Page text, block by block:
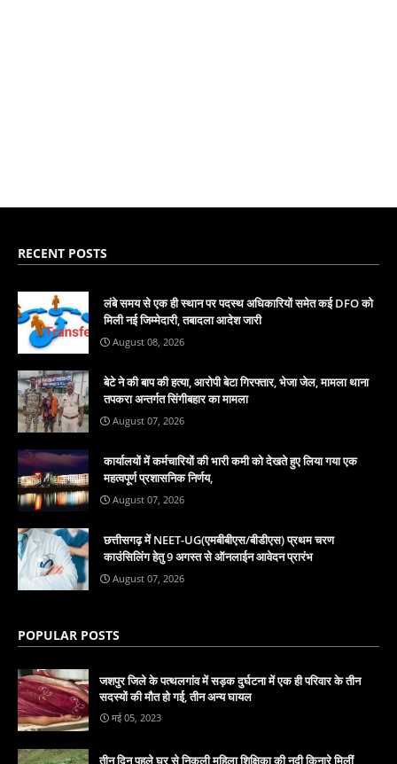
RECENT POSTS
लंबे समय से एक ही स्थान पर पदस्थ अधिकारियों समेत कई DFO को
मिली नई जिम्मेदारी, तबादला आदेश जारी
August 08, 2026
बेटे ने की बाप की हत्या, आरोपी बेटा गिरफ्तार, भेजा जेल, मामला थाना
तपकरा अन्तर्गत सिंगीबहार का मामला
August 07, 2026
कार्यालयों में कर्मचारियों की भारी कमी को देखते हुए लिया गया एक
महत्वपूर्ण प्रशासनिक निर्णय,
August 07, 2026
छत्तीसगढ़ में NEET-UG(एमबीबीएस/बीडीएस) प्रथम चरण
काउंसिलिंग हेतु 9 अगस्त से ऑनलाईन आवेदन प्रारंभ
August 07, 2026
POPULAR POSTS
जशपुर जिले के पत्थलगांव में सड़क दुर्घटना में एक ही परिवार के तीन
सदस्यों की मौत हो गई, तीन अन्य घायल
मई 05, 2023
तीन दिन पहले घर से निकली महिला शिक्षिका की नदी किनारे मिलीं